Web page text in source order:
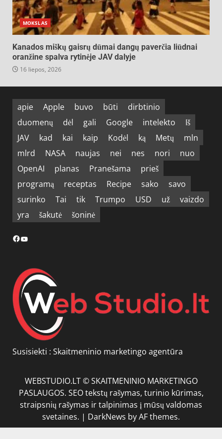
MOKSLAS
Kanados miškų gaisrų dūmai dangų paverčia liūdnai
oranžine spalva rytinėje JAV dalyje
16 liepos, 2026
apie Apple buvo būti
dirbtinio
duomenų
dėl gali Google intelekto
Iš
JAV
kad kai kaip Kodėl ką Metų
mln
mlrd
NASA naujas nei nes nori
nuo
OpenAI
planas Pranešama
prieš
programą
receptas Recipe sako
savo
surinko
Tai tik Trumpo USD už
vaizdo
yra
šakutė šoninė
Facebook
YouTube
Susisiekti : Skaitmeninio marketingo agentūra
WEBSTUDIO.LT © SKAITMENINIO MARKETINGO
PASLAUGOS. SEO tekstų rašymas, turinio kūrimas,
straipsnių rašymas ir talpinimas į mūsų valdomas
svetaines. | DarkNews by AF themes.